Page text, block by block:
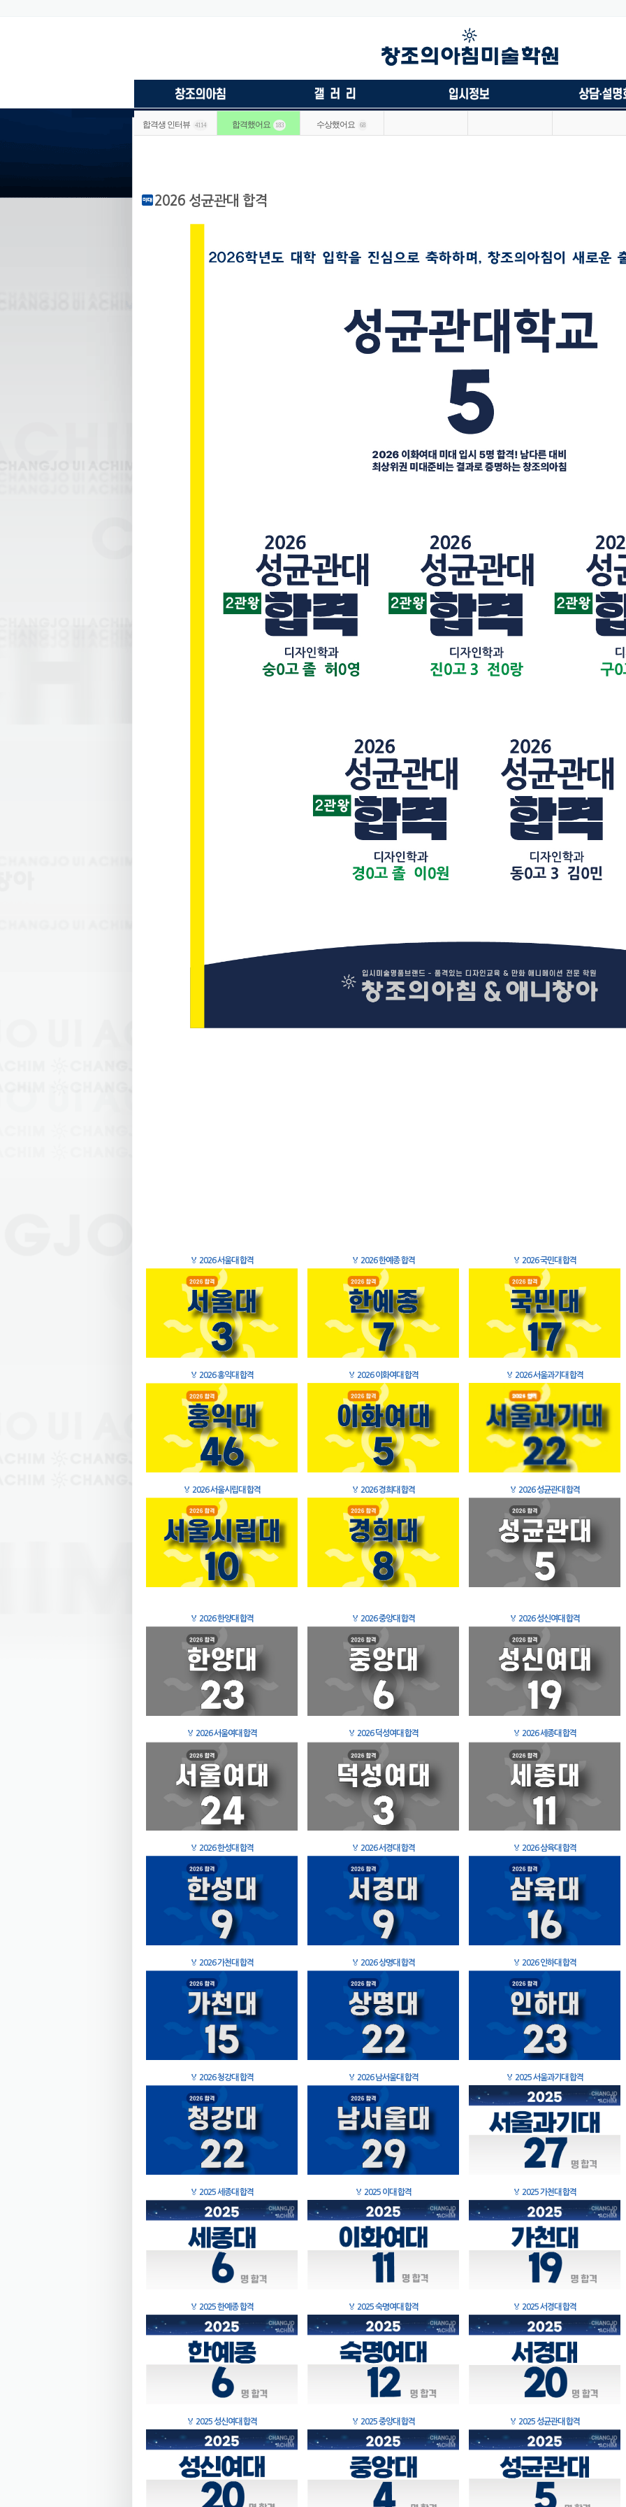
합격생 인터뷰 4114 합격했어요 183 수상했어요 68
2026 성균관대 합격
🏅 2026 서울대 합격 🏅 2026 한예종 합격 🏅 2026 국민대 합격
🏅 2026 홍익대 합격 🏅 2026 이화여대 합격 🏅 2026 서울과기대 합격
🏅 2026 서울시립대 합격 🏅 2026 경희대 합격 🏅 2026 성균관대 합격
🏅 2026 한양대 합격 🏅 2026 중앙대 합격 🏅 2026 성신여대 합격
🏅 2026 서울여대 합격 🏅 2026 덕성여대 합격 🏅 2026 세종대 합격
🏅 2026 한성대 합격 🏅 2026 서경대 합격 🏅 2026 삼육대 합격
🏅 2026 가천대 합격 🏅 2026 상명대 합격 🏅 2026 인하대 합격
🏅 2026 청강대 합격 🏅 2026 남서울대 합격 🏅 2025 서울과기대 합격
🏅 2025 세종대 합격 🏅 2025 이대 합격 🏅 2025 가천대 합격
🏅 2025 한예종 합격 🏅 2025 숙명여대 합격 🏅 2025 서경대 합격
🏅 2025 성신여대 합격 🏅 2025 중앙대 합격 🏅 2025 성균관대 합격